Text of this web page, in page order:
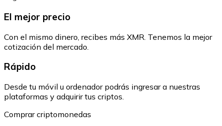
El mejor precio
Con el mismo dinero, recibes más XMR. Tenemos la mejor
cotización del mercado.
Rápido
Desde tu móvil u ordenador podrás ingresar a nuestras
plataformas y adquirir tus criptos.
Comprar criptomonedas